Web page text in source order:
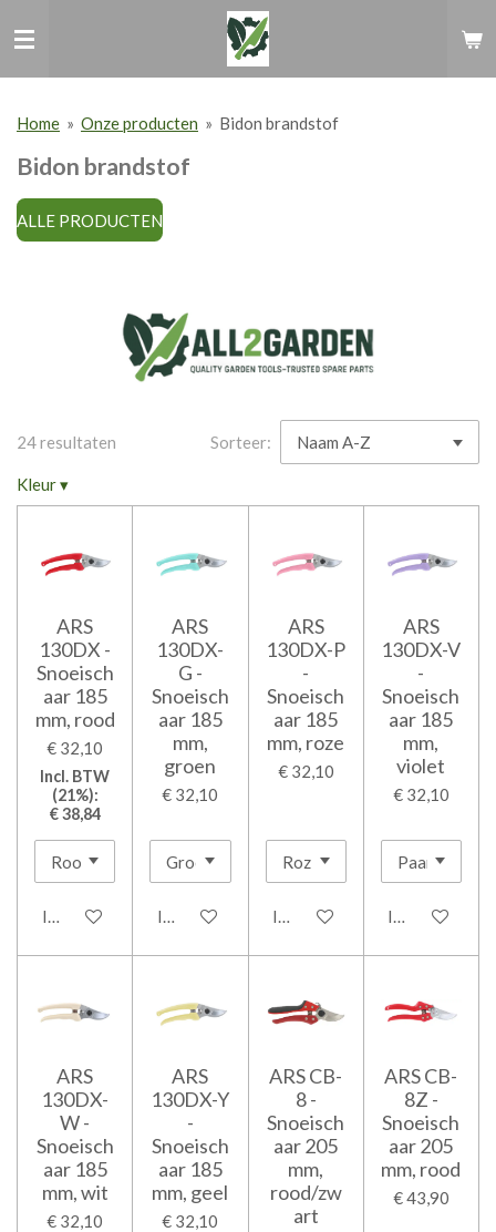
direct
hoofdinhoud
Home » Onze producten » Bidon brandstof
Bidon brandstof
ALLE PRODUCTEN
24 resultaten Sorteer:
Kleur▾
ARS
130DX -
Snoeisch
aar 185
mm, rood
€ 32,10
Incl. BTW
(21%):
€ 38,84
In winkelwagen
ARS
130DX-
G -
Snoeisch
aar 185
mm,
groen
€ 32,10
In winkelwagen
ARS
130DX-P
-
Snoeisch
aar 185
mm, roze
€ 32,10
In winkelwagen
ARS
130DX-V
-
Snoeisch
aar 185
mm,
violet
€ 32,10
In
ARS
130DX-
W -
Snoeisch
aar 185
mm, wit
€ 32,10
ARS
130DX-Y
-
Snoeisch
aar 185
mm, geel
€ 32,10
ARS CB-
8 -
Snoeisch
aar 205
mm,
rood/zw
art
ARS CB-
8Z -
Snoeisch
aar 205
mm, rood
€ 43,90